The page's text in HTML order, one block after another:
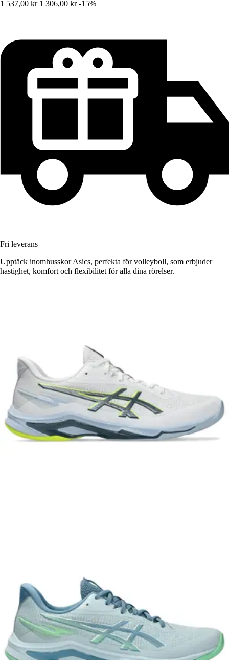
1 537,00 kr 1 306,00 kr -15%
Fri leverans
Upptäck inomhusskor Asics, perfekta för volleyboll, som erbjuder
hastighet, komfort och flexibilitet för alla dina rörelser.